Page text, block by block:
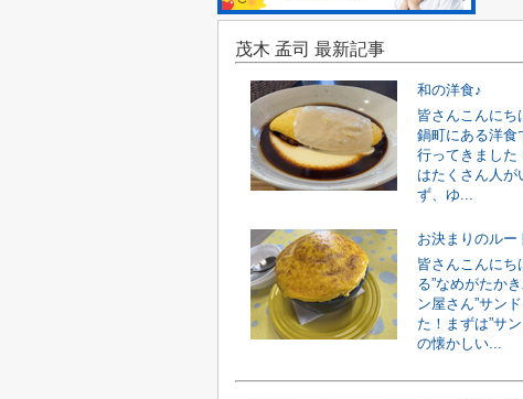
茂木 孟司 最新記事
和の洋食♪
皆さんこんにち
鍋町にある洋食
行ってきました
はたくさん人が
ず、ゆ...
お決まりのルー
皆さんこんにち
る”なめがたか
ン屋さん”サン
た！まずは”サ
の懐かしい...